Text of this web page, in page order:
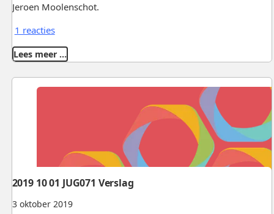
Jeroen Moolenschot.
1 reacties
Lees meer …
3 oktober 2019
2019 10 01 JUG071 Verslag